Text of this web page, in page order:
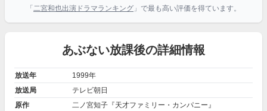
「 二宮和也出演ドラマランキング 」で最も高い評価を得ています。
あぶない放課後の詳細情報
放送年
1999年
放送局
テレビ朝日
原作
二ノ宮知子『天才ファミリー・カンパニー』